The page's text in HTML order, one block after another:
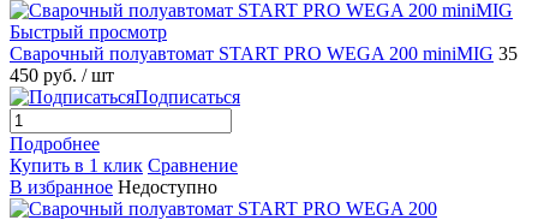
Быстрый просмотр
Сварочный полуавтомат START PRO WEGA 200 miniMIG 35
450 руб. / шт
Подписаться
Подробнее
Купить в 1 клик Сравнение
В избранное Недоступно